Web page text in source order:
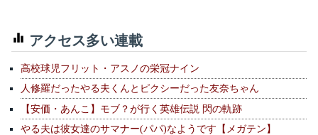
アクセス多い連載
高校球児フリット・アスノの栄冠ナイン
人修羅だったやる夫くんとピクシーだった友奈ちゃん
【安価・あんこ】モブ？が行く英雄伝説 閃の軌跡
やる夫は彼女達のサマナー(パパ)なようです【メガテン】